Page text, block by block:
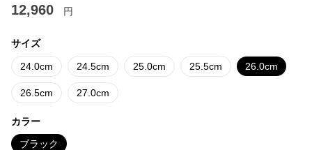
12,960 円
サイズ
24.0cm 24.5cm 25.0cm 25.5cm 26.0cm
26.5cm 27.0cm
カラー
ブラック